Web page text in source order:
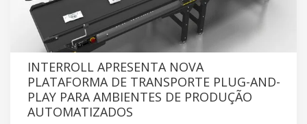
INTERROLL APRESENTA NOVA
PLATAFORMA DE TRANSPORTE PLUG-AND-
PLAY PARA AMBIENTES DE PRODUÇÃO
AUTOMATIZADOS